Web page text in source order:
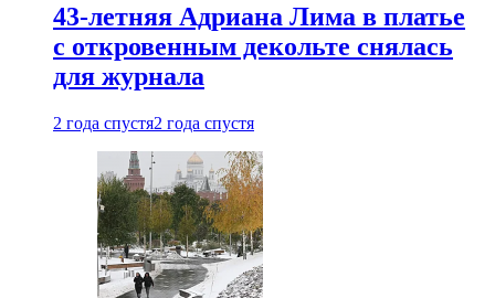
43-летняя Адриана Лима в платье
с откровенным декольте снялась
для журнала
2 года спустя2 года спустя